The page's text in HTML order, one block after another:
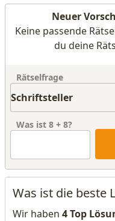
Neuer
Keine passende
du deine
Rätselfrage
Was ist 8 + 8?
Was ist die beste
Wir haben 4 Top